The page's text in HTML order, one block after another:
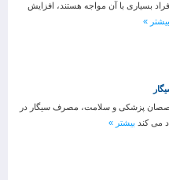
بسیاری با آن مواجه هستند، افزایش
بیشتر »
پزشکی و سلامت، مصرف سیگار در
می کند بیشتر »